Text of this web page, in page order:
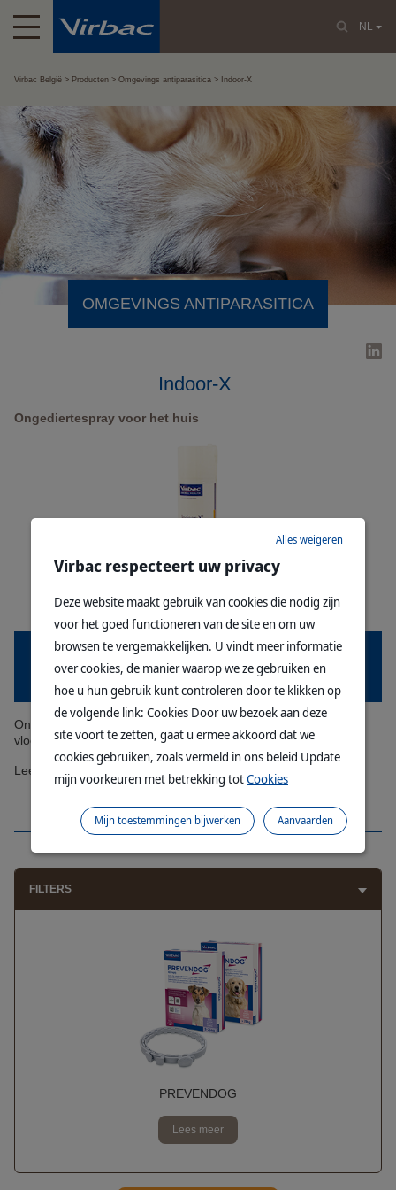
NL
Virbac België Producten Omgevings antiparasitica Indoor-X
OMGEVINGS ANTIPARASITICA
Indoor-X
Ongediertespray voor het huis
Ongediertespray voor het huis. Doodt onmiddellijk volwassen
vlooien, vlooienlarven en andere insecten in de woning.
Lees meer
AANVULLENDE PRODUCTEN
FILTERS
PREVENDOG
Lees meer
Virbac respecteert uw privacy
Deze website maakt gebruik van cookies die nodig zijn
voor het goed functioneren van de site en om uw
browsen te vergemakkelijken. U vindt meer informatie
over cookies, de manier waarop we ze gebruiken en
hoe u hun gebruik kunt controleren door te klikken op
de volgende link: Cookies Door uw bezoek aan deze
site voort te zetten, gaat u ermee akkoord dat we
cookies gebruiken, zoals vermeld in ons beleid Update
mijn voorkeuren met betrekking totCookies
Alles weigeren
Aanvaarden
Mijn toestemmingen bijwerken